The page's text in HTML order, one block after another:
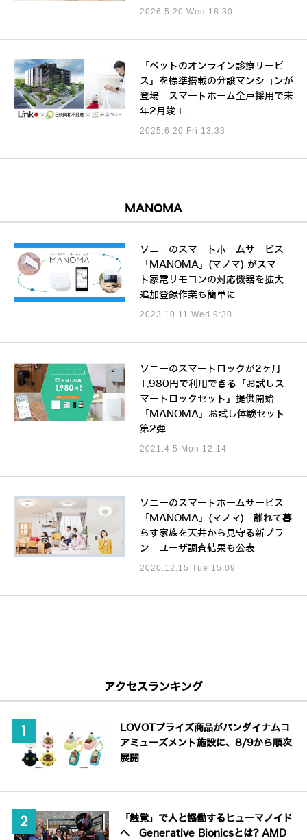
2026.5.20 Wed 18:30
「ペットのオンライン診療サービ
ス」を標準搭載の分譲マンションが
登場 スマートホーム全戸採用で来
年2月竣工
2025.6.20 Fri 13:33
MANOMA
ソニーのスマートホームサービス
「MANOMA」(マノマ) がスマー
ト家電リモコンの対応機器を拡大
追加登録作業も簡単に
2023.10.11 Wed 9:30
ソニーのスマートロックが2ヶ月
1,980円で利用できる「お試しス
マートロックセット」提供開始
「MANOMA」お試し体験セット
第2弾
2021.4.5 Mon 12:14
ソニーのスマートホームサービス
「MANOMA」(マノマ) 離れて暮
らす家族を天井から見守る新プラ
ン ユーザ調査結果も公表
2020.12.15 Tue 15:09
アクセスランキング
LOVOTプライズ商品がバンダイナムコ
アミューズメント施設に、8/9から順次
展開
「触覚」で人と協働するヒューマノイド
へ Generative Bionicsとは? AMD